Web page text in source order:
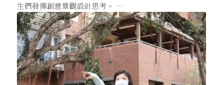
生們發揮創意景觀設計思考。 …